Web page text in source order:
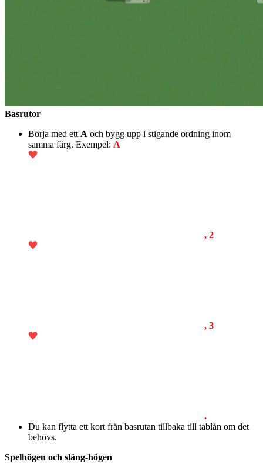
Basrutor
Börja med ett A och bygg upp i stigande ordning inom
samma färg. Exempel: A
, 2
, 3
.
Du kan flytta ett kort från basrutan tillbaka till tablån om det
behövs.
Spelhögen och släng-högen